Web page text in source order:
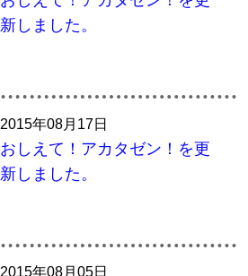
新しました。
2015年08月17日
おしえて！アカタゼン！を更
新しました。
2015年08月05日